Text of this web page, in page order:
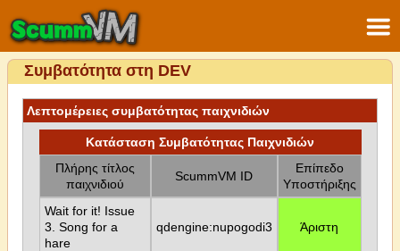
Συμβατότητα στη DEV
Λεπτομέρειες συμβατότητας παιχνιδιών
Κατάσταση Συμβατότητας Παιχνιδιών
Πλήρης τίτλος
παιχνιδιού
ScummVM ID
Επίπεδο
Υποστήριξης
Wait for it! Issue
3. Song for a
hare
qdengine:nupogodi3 Άριστη